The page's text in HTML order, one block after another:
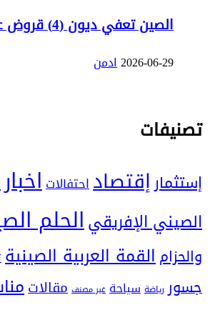
الصين تعفي ديون (4) قروض على السودان
2026-06-29ادمن
تصنيفات
إستثمارإقتصاداحتفالاتاخبار
الصيني الإفريقيالحلم
والحزامالقمة العربية الصينية
جسور رياضة سياحة غير مصنف مقالات